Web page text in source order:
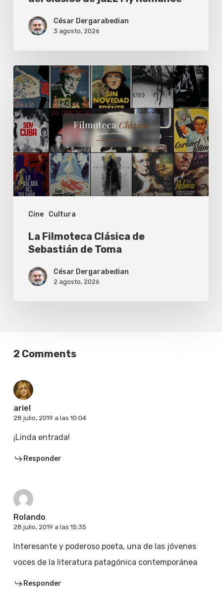
César Dergarabedian
3 agosto, 2026
Cine Cultura
La
Filmoteca
Clásica
de
Sebastián
de
Toma
La Filmoteca Clásica de
Sebastián de Toma
César Dergarabedian
2 agosto, 2026
2 Comments
ariel
28 julio, 2019 a las 10:04
¡Linda entrada!
Responder
Rolando
28 julio, 2019 a las 15:35
Interesante y poderoso poeta, una de las jóvenes
voces de la literatura patagónica contemporánea
Responder